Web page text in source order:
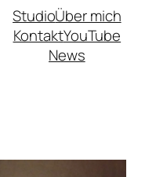
StudioÜber mich
KontaktYouTube
News